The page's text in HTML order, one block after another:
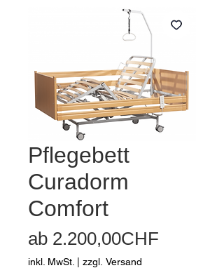
Pflegebett
Curadorm
Comfort
ab 2.200,00CHF
inkl. MwSt. zzgl. Versand